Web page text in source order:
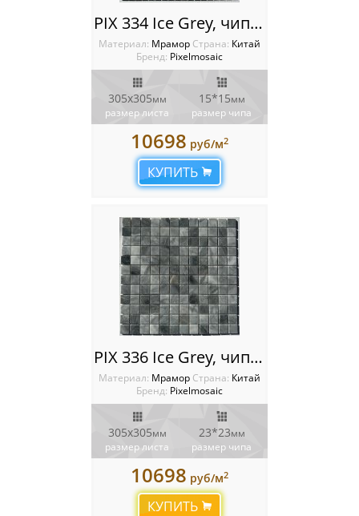
PIX 334 Ice Grey, чип 15х15 мм, сетка 305х305х4 мм, Полированная
Материал: Мрамор Cтрана: Китай
Бренд: Pixelmosaic
305x305мм
размер листа
15*15мм
размер чипа
10698 руб/м2
КУПИТЬ
PIX 336 Ice Grey, чип 23х23 мм, сетка 305х305х4 мм, Полированная
Материал: Мрамор Cтрана: Китай
Бренд: Pixelmosaic
305x305мм
размер листа
23*23мм
размер чипа
10698 руб/м2
КУПИТЬ